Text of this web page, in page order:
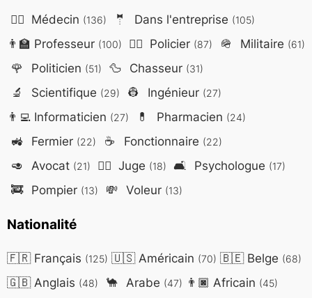
👨‍⚕️ Médecin (136) 🤵 Dans l'entreprise (105)
👨‍🏫 Professeur (100) 👮‍♂️ Policier (87) 🪖 Militaire (61)
🌹 Politicien (51) 🦆 Chasseur (31)
🔬 Scientifique (29) 👷 Ingénieur (27)
👨‍💻Informaticien (27) 💊 Pharmacien (24)
🚜 Fermier (22) ☕ Fonctionnaire (22)
🥑 Avocat (21) 👨‍⚖️ Juge (18) 🛋️ Psychologue (17)
🚒 Pompier (13) 💸 Voleur (13)
Nationalité
🇫🇷Français (125) 🇺🇸Américain (70) 🇧🇪Belge (68)
🇬🇧Anglais (48) 🐪 Arabe (47) 👨🏿 Africain (45)